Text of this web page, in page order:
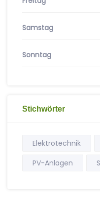
Samstag
Sonntag
Stichwörter
Elektrotechnik
PV-Anlagen